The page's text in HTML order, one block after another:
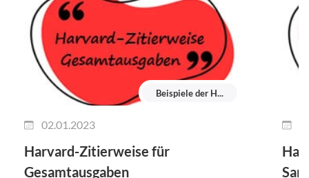
Beispiele der H...
02.01.2023
Harvard-Zitierweise für
Gesamtausgaben